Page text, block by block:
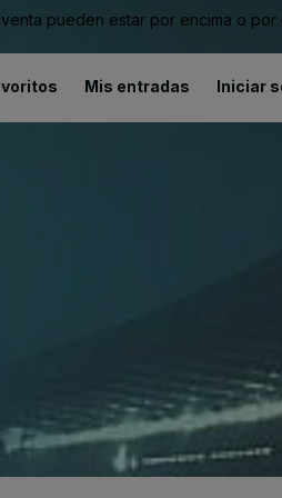
pueden estar por encima o por
Mis entradas Iniciar